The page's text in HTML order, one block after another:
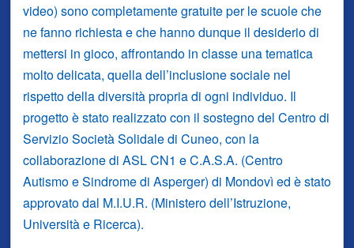
video) sono completamente gratuite per le scuole che
ne fanno richiesta e che hanno dunque il desiderio di
mettersi in gioco, affrontando in classe una tematica
molto delicata, quella dell’inclusione sociale nel
rispetto della diversità propria di ogni individuo. Il
progetto è stato realizzato con il sostegno del Centro di
Servizio Società Solidale di Cuneo, con la
collaborazione di ASL CN1 e C.A.S.A. (Centro
Autismo e Sindrome di Asperger) di Mondovì ed è stato
approvato dal M.I.U.R. (Ministero dell’Istruzione,
Università e Ricerca).